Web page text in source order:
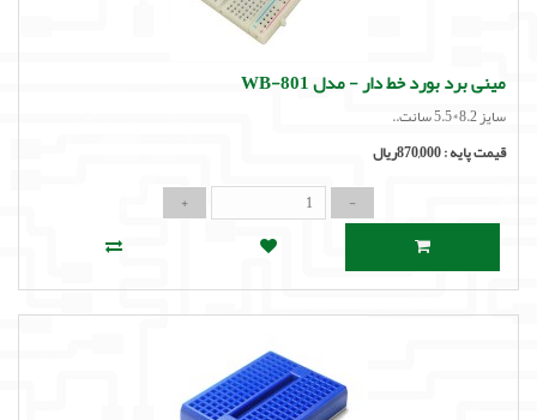
مینی برد بورد خط دار - مدل WB-801
سایز 8.2*5.5 سانت..
قیمت پایه :870,000ریال